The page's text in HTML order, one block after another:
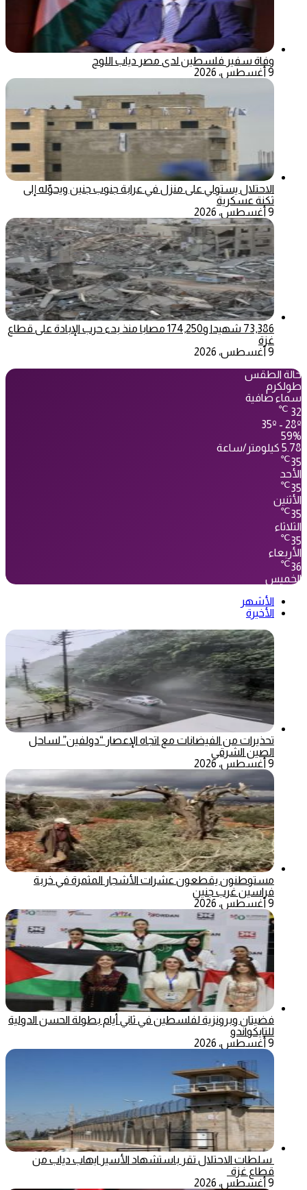
وفاة سفير فلسطين لدى مصر دياب اللوح
9 أغسطس، 2026
الاحتلال يستولي على منزل في عرابة جنوب جنين ويحوّله إلى
ثكنة عسكرية
9 أغسطس، 2026
73,386 شهيدا و174,250 مصابا منذ بدء حرب الإبادة على قطاع
غزة
9 أغسطس، 2026
حالة الطقس
طولكرم
سماء صافية
32
℃
35º - 28º
59%
5.78 كيلومتر/ساعة
35
℃
الأحد
35
℃
الأثنين
35
℃
الثلاثاء
35
℃
الأربعاء
36
℃
الخميس
الأشهر
الأخيرة
تحذيرات من الفيضانات مع اتجاه الإعصار “دولفين” لساحل
الصين الشرقي
9 أغسطس، 2026
مستوطنون يقطعون عشرات الأشجار المثمرة في خربة
فراسين غرب جنين
9 أغسطس، 2026
فضيتان وبرونزية لفلسطين في ثاني أيام بطولة الحسن الدولية
للتايكواندو
9 أغسطس، 2026
سلطات الاحتلال تقر باستشهاد الأسير ايهاب دياب من
قطاع غزة
9 أغسطس، 2026